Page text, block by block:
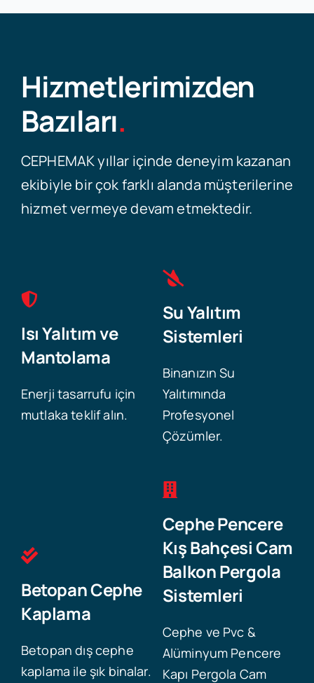
Hizmetlerimizden
Bazıları.
CEPHEMAK yıllar içinde deneyim kazanan
ekibiyle bir çok farklı alanda müşterilerine
hizmet vermeye devam etmektedir.
Isı Yalıtım ve
Mantolama
Enerji tasarrufu için
mutlaka teklif alın.
Su Yalıtım
Sistemleri
Binanızın Su
Yalıtımında
Profesyonel
Çözümler.
Betopan Cephe
Kaplama
Betopan dış cephe
kaplama ile şık binalar.
Cephe Pencere
Kış Bahçesi Cam
Balkon Pergola
Sistemleri
Cephe ve Pvc &
Alüminyum Pencere
Kapı Pergola Cam